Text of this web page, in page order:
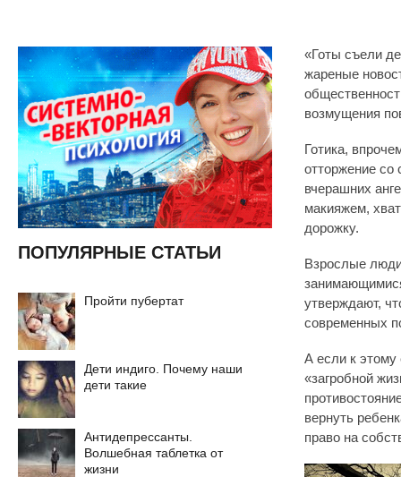
ПОПУЛЯРНЫЕ СТАТЬИ
Пройти пубертат
Дети индиго. Почему наши
дети такие
Антидепрессанты.
Волшебная таблетка от
жизни
«Готы съели
жареные
возмущения
Готика,
отторжение со
вчерашних
макияжем,
дорожку.
Взрослые
утверждают,
современных
А если к этому
«загробной
вернуть
право на